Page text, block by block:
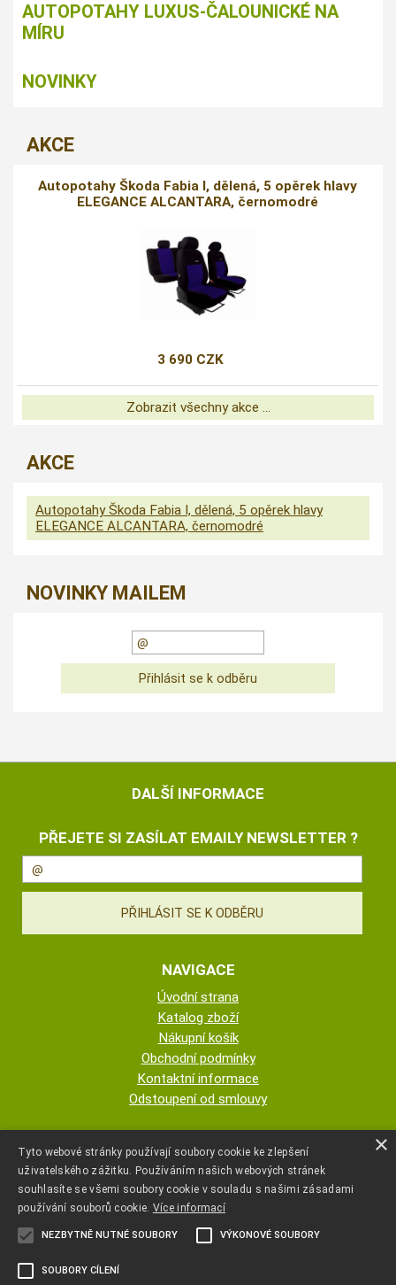
AUTOPOTAHY LUXUS-ČALOUNICKÉ NA
MÍRU
NOVINKY
AKCE
Autopotahy Škoda Fabia I, dělená, 5 opěrek hlavy
ELEGANCE ALCANTARA, černomodré
3 690 CZK
Zobrazit všechny akce ...
AKCE
Autopotahy Škoda Fabia I, dělená, 5 opěrek hlavy
ELEGANCE ALCANTARA, černomodré
NOVINKY MAILEM
DALŠÍ INFORMACE
PŘEJETE SI ZASÍLAT EMAILY NEWSLETTER ?
NAVIGACE
Úvodní strana
Katalog zboží
Nákupní košík
Obchodní podmínky
Kontaktní informace
Odstoupení od smlouvy
AUTOPOTAHY NOVOTNÝ - KRISTA
NOVOTNÁ
+420 777 107 600
×
Tyto webové stránky používají soubory cookie ke zlepšení
uživatelského zážitku. Používáním našich webových stránek
souhlasíte se všemi soubory cookie v souladu s našimi zásadami
používání souborů cookie. Více informací
NEZBYTNĚ NUTNÉ SOUBORY VÝKONOVÉ SOUBORY
SOUBORY CÍLENÍ